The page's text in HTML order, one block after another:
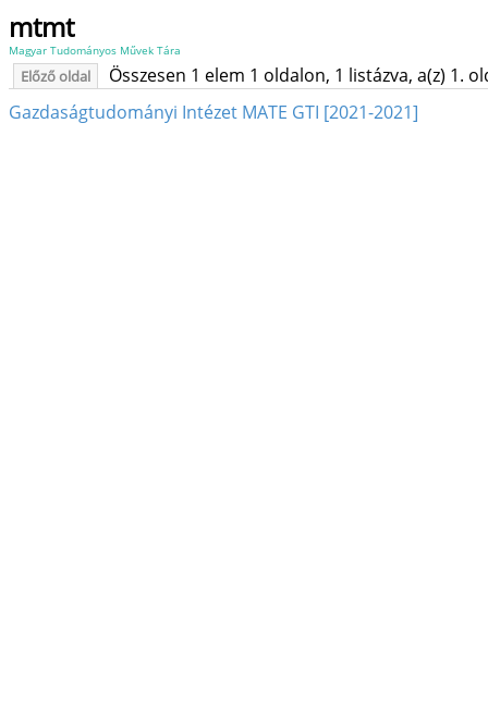
mtmt
Magyar Tudományos Művek Tára
Előző oldal
Összesen 1 elem 1 oldalon, 1 listázva, a(z) 1.
Gazdaságtudományi Intézet MATE GTI [2021-2021]